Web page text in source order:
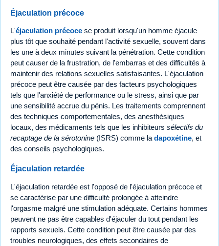
Éjaculation précoce
L'éjaculation précoce se produit lorsqu'un homme éjacule
plus tôt que souhaité pendant l'activité sexuelle, souvent dans
les une à deux minutes suivant la pénétration. Cette condition
peut causer de la frustration, de l'embarras et des difficultés à
maintenir des relations sexuelles satisfaisantes. L'éjaculation
précoce peut être causée par des facteurs psychologiques
tels que l'anxiété de performance ou le stress, ainsi que par
une sensibilité accrue du pénis. Les traitements comprennent
des techniques comportementales, des anesthésiques
locaux, des médicaments tels que les inhibiteurs sélectifs du
recaptage de la sérotonine (ISRS) comme ladapoxétine, et
des conseils psychologiques.
Éjaculation retardée
L'éjaculation retardée est l'opposé de l'éjaculation précoce et
se caractérise par une difficulté prolongée à atteindre
l'orgasme malgré une stimulation adéquate. Certains hommes
peuvent ne pas être capables d'éjaculer du tout pendant les
rapports sexuels. Cette condition peut être causée par des
troubles neurologiques, des effets secondaires de